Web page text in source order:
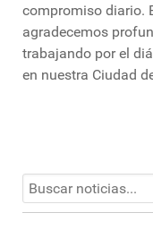
compromiso diario.
agradecemos
trabajando por el
en nuestra Ciudad